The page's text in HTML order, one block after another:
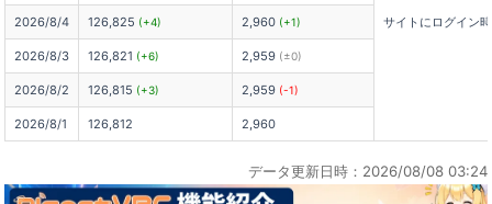
サイトにログイン
2026/8/4 126,825 (+4) 2,960 (+1)
2026/8/3 126,821 (+6) 2,959 (±0)
2026/8/2 126,815 (+3) 2,959 (-1)
2026/8/1 126,812 2,960
データ更新日時：2026/08/08 03:24